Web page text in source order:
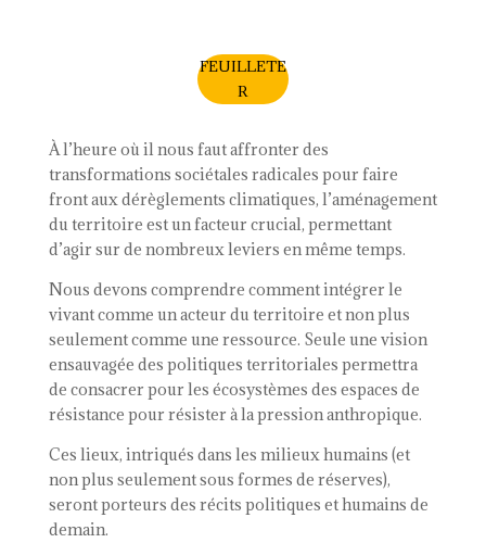
FEUILLETE
R
À l’heure où il nous faut affronter des
transformations sociétales radicales pour faire
front aux dérèglements climatiques, l’aménagement
du territoire est un facteur crucial, permettant
d’agir sur de nombreux leviers en même temps.
Nous devons comprendre comment intégrer le
vivant comme un acteur du territoire et non plus
seulement comme une ressource. Seule une vision
ensauvagée des politiques territoriales permettra
de consacrer pour les écosystèmes des espaces de
résistance pour résister à la pression anthropique.
Ces lieux, intriqués dans les milieux humains (et
non plus seulement sous formes de réserves),
seront porteurs des récits politiques et humains de
demain.